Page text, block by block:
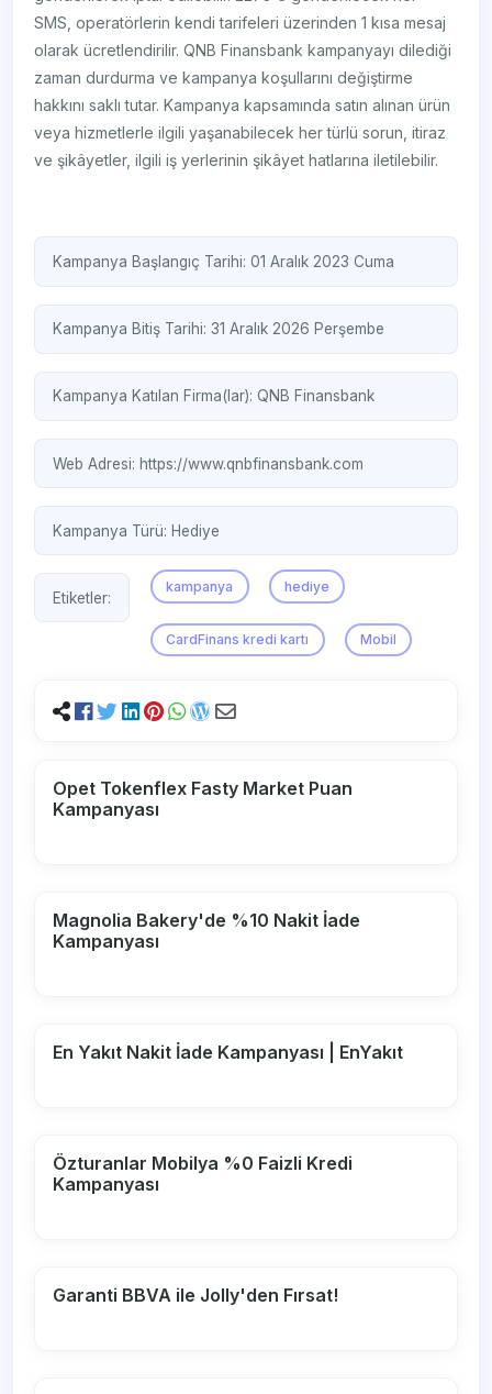
SMS, operatörlerin kendi tarifeleri üzerinden 1 kısa mesaj
olarak ücretlendirilir. QNB Finansbank kampanyayı dilediği
zaman durdurma ve kampanya koşullarını değiştirme
hakkını saklı tutar. Kampanya kapsamında satın alınan ürün
veya hizmetlerle ilgili yaşanabilecek her türlü sorun, itiraz
ve şikâyetler, ilgili iş yerlerinin şikâyet hatlarına iletilebilir.
Kampanya Başlangıç Tarihi: 01 Aralık 2023 Cuma
Kampanya Bitiş Tarihi: 31 Aralık 2026 Perşembe
Kampanya Katılan Firma(lar):QNB Finansbank
Web Adresi:https://www.qnbfinansbank.com
Kampanya Türü: Hediye
Etiketler:
kampanya hediye
CardFinans kredi kartı Mobil
Opet Tokenflex Fasty Market Puan
Kampanyası
Magnolia Bakery'de %10 Nakit İade
Kampanyası
En Yakıt Nakit İade Kampanyası | EnYakıt
Özturanlar Mobilya %0 Faizli Kredi
Kampanyası
Garanti BBVA ile Jolly'den Fırsat!